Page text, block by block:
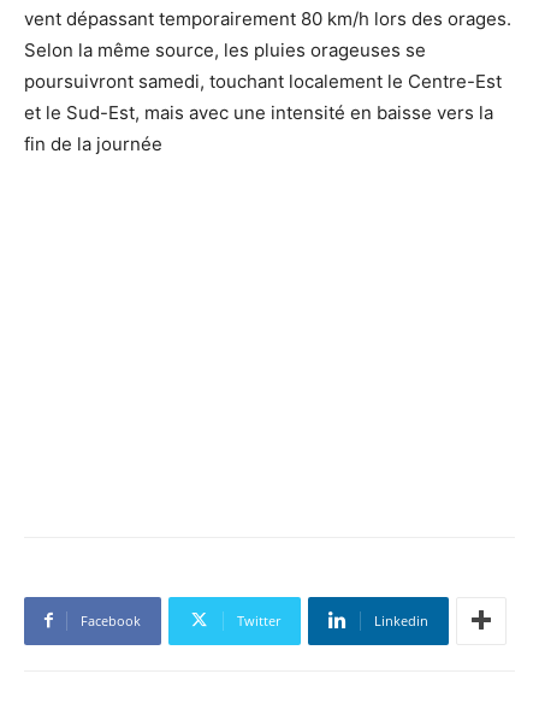
vent dépassant temporairement 80 km/h lors des orages.
Selon la même source, les pluies orageuses se
poursuivront samedi, touchant localement le Centre-Est
et le Sud-Est, mais avec une intensité en baisse vers la
fin de la journée
Facebook Twitter Linkedin